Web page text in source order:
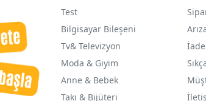
Test
Bilgisayar Bileşeni
Tv& Televizyon
Moda & Giyim
Anne & Bebek
Takı & Bijüteri